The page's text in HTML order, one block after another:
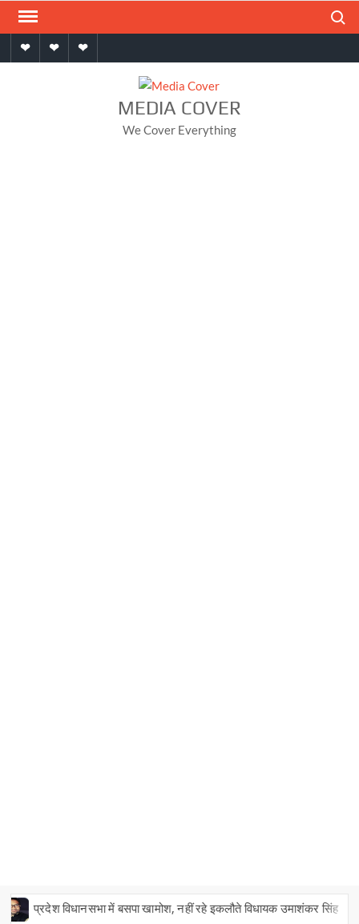
Skip
contentHomeAboutContact
MEDIA COVER
We Cover Everything
विधानसभा में बसपा खामोश, नहीं रहे इकलौते विधायक उमाशंकर सिंह नशा